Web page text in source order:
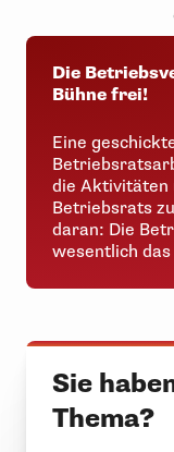
Die
Bühne frei!
Eine
die Aktivitäten
Betriebsrats
daran: Die
wesentlich
Sie
Thema?